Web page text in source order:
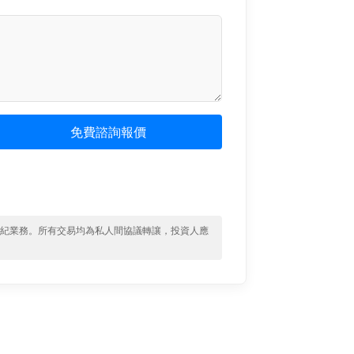
免費諮詢報價
業務。所有交易均為私人間協議轉讓，投資人應